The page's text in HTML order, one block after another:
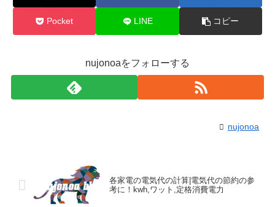
Pocket LINE コピー
nujonoaをフォローする
nujonoa
各家電の電気代の計算|電気代の節約の参
考に！kwh,ワット,定格消費電力